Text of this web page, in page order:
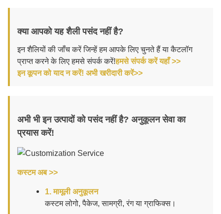
क्या आपको यह शैली पसंद नहीं है?
इन शैलियों की जाँच करें जिन्हें हम आपके लिए चुनते हैं या कैटलॉग
प्राप्त करने के लिए हमसे संपर्क करें!हमसे संपर्क करें यहाँ >>
इन कूपन को याद न करें! अभी खरीदारी करें>>
अभी भी इन उत्पादों को पसंद नहीं है? अनुकूलन सेवा का
प्रयास करें!
कस्टम अब >>
1. मामूली अनुकूलन
कस्टम लोगो, पैकेज, सामग्री, रंग या ग्राफिक्स।